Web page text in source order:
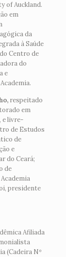
of Auckland.
em
da
à Saúde
Centro de
do
e
respeitado
em
e livre-
de Estudos
de
e
do Ceará;
de
presidente
Afiliada
(Cadeira Nº